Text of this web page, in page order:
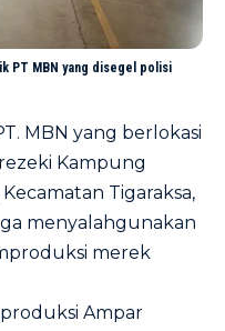
PT MBN yang disegel polisi
MBN yang berlokasi
Kampung
Tigaraksa,
menyalahgunakan
merek
Ampar